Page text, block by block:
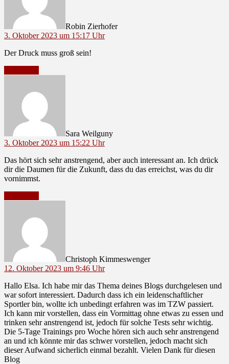
Robin Zierhofer
3. Oktober 2023 um 15:17 Uhr
Der Druck muss groß sein!
Sara Weilguny
3. Oktober 2023 um 15:22 Uhr
Das hört sich sehr anstrengend, aber auch interessant an. Ich drück
dir die Daumen für die Zukunft, dass du das erreichst, was du dir
vornimmst.
Christoph Kimmeswenger
12. Oktober 2023 um 9:46 Uhr
Hallo Elsa. Ich habe mir das Thema deines Blogs durchgelesen und
war sofort interessiert. Dadurch dass ich ein leidenschaftlicher
Sportler bin, wollte ich unbedingt erfahren was im TZW passiert.
Ich kann mir vorstellen, dass ein Vormittag ohne etwas zu essen und
trinken sehr anstrengend ist, jedoch für solche Tests sehr wichtig.
Die 5-Tage Trainings pro Woche hören sich auch sehr anstrengend
an und ich könnte mir das schwer vorstellen, jedoch macht sich
dieser Aufwand sicherlich einmal bezahlt. Vielen Dank für diesen
Blog